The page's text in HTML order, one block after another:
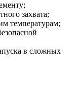
захвата;
температурам;
в сложных